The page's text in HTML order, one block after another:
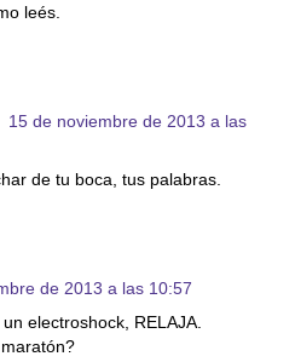
leés.
15 de noviembre de 2013 a las
de tu boca, tus palabras.
de 2013 a las 10:57
electroshock, RELAJA.